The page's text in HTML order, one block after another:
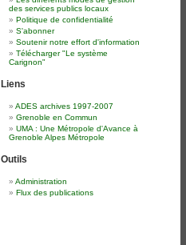
des services publics locaux
Politique de confidentialité
S'abonner
Soutenir notre effort d'information
Télécharger "Le système
Carignon"
Liens
ADES archives 1997-2007
Grenoble en Commun
UMA : Une Métropole d'Avance à
Grenoble Alpes Métropole
Outils
Administration
Flux des publications